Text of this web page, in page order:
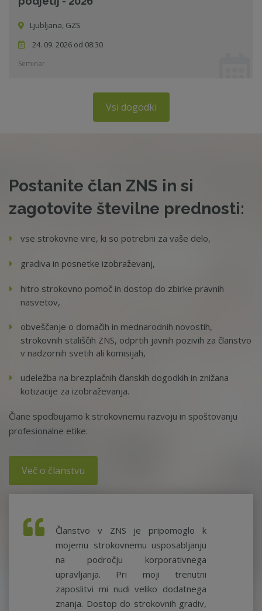
Ljubljana, GZS
24. 09. 2026 od 08:30
Seminar
Vsi dogodki
Postanite član ZNS in si
zagotovite številne prednosti:
vse strokovne vire, ki so potrebni za vaše delo,
gradiva in posnetke izobraževanj,
hitro strokovno pomoč in dostop do zbirke pravnih
nasvetov,
obveščanje o domačih in mednarodnih novostih,
strokovnih stališčih ZNS, odprtih javnih pozivih za članstvo
v nadzornih svetih ali komisijah,
udeležba na brezplačnih članskih dogodkih in znižana
kotizacije za izobraževanja.
Člane spodbujamo k strokovnemu razvoju in spoštovanju
profesionalne etike.
Več o članstvu
Članstvo v ZNS je pripomoglo k
mojemu strokovnemu usposabljanju
na področju korporativnega
upravljanja. Pri moji trenutni
zaposlitvi mi nudi veliko dodatnega
znanja. Dostop do strokovnih gradiv,